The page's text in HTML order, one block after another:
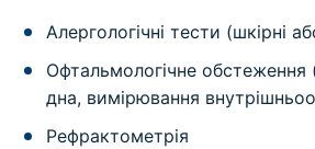
Алергологічні тести (шкірні
Офтальмологічне обстеження
дна, вимірювання
Рефрактометрія